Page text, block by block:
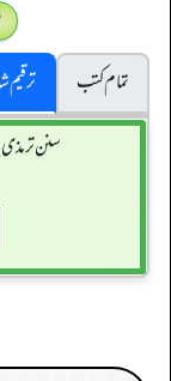
تمام کتب
ترقیم
سنن ترمذی